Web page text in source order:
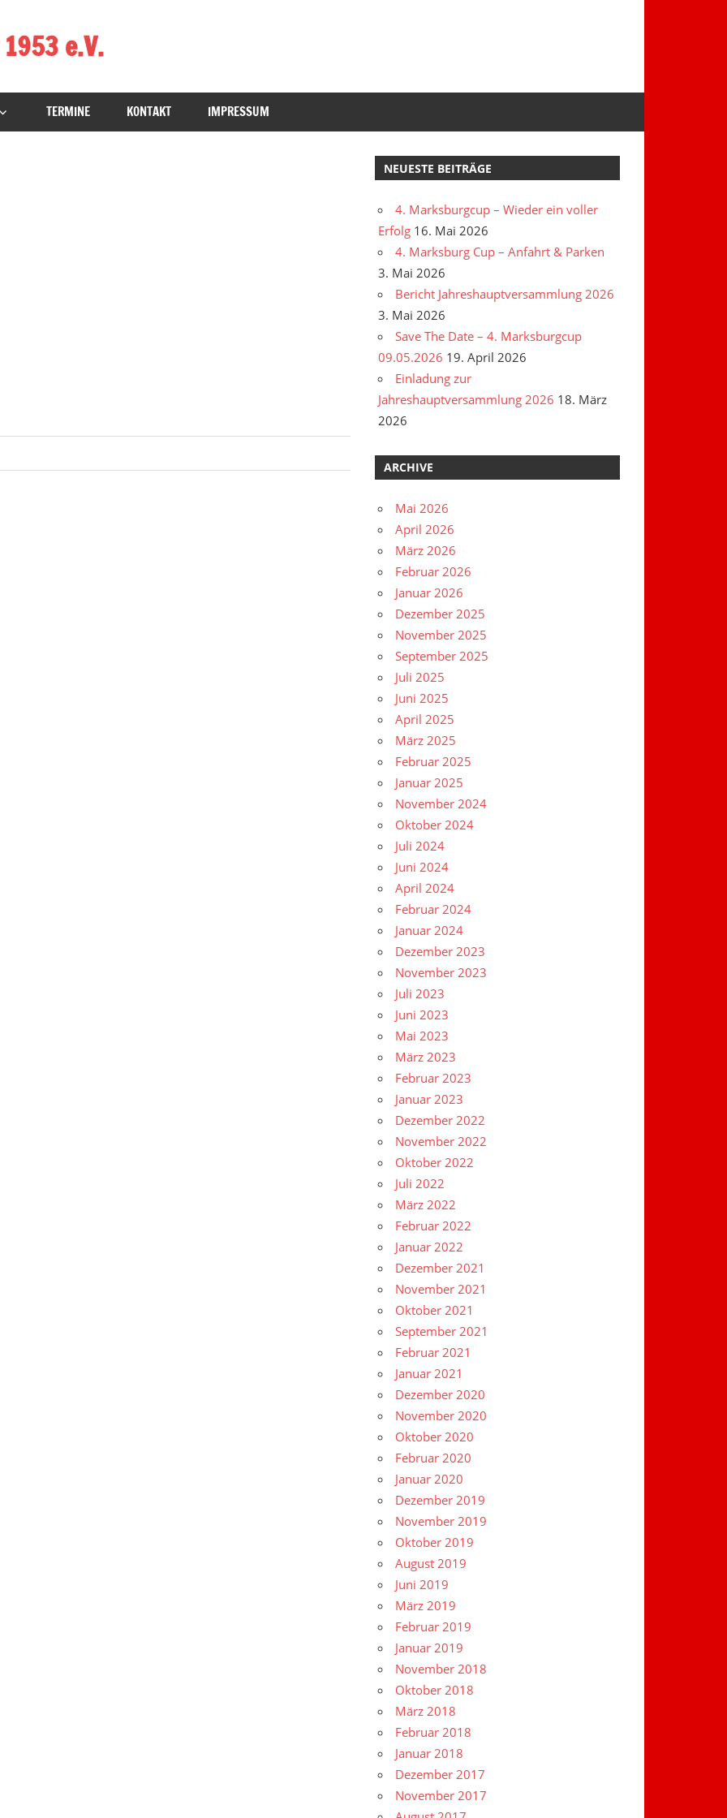
e.V.
TERMINE KONTAKT IMPRESSUM
NEUESTE BEITRÄGE
4. Marksburgcup – Wieder ein voller
Erfolg 16. Mai 2026
4. Marksburg Cup – Anfahrt & Parken
3. Mai 2026
Bericht Jahreshauptversammlung 2026
3. Mai 2026
Save The Date – 4. Marksburgcup
09.05.2026 19. April 2026
Einladung zur
Jahreshauptversammlung 2026 18. März
2026
ARCHIVE
Mai 2026
April 2026
März 2026
Februar 2026
Januar 2026
Dezember 2025
November 2025
September 2025
Juli 2025
Juni 2025
April 2025
März 2025
Februar 2025
Januar 2025
November 2024
Oktober 2024
Juli 2024
Juni 2024
April 2024
Februar 2024
Januar 2024
Dezember 2023
November 2023
Juli 2023
Juni 2023
Mai 2023
März 2023
Februar 2023
Januar 2023
Dezember 2022
November 2022
Oktober 2022
Juli 2022
März 2022
Februar 2022
Januar 2022
Dezember 2021
November 2021
Oktober 2021
September 2021
Februar 2021
Januar 2021
Dezember 2020
November 2020
Oktober 2020
Februar 2020
Januar 2020
Dezember 2019
November 2019
Oktober 2019
August 2019
Juni 2019
März 2019
Februar 2019
Januar 2019
November 2018
Oktober 2018
März 2018
Februar 2018
Januar 2018
Dezember 2017
November 2017